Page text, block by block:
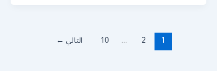
1
2
…
10 التالي ←